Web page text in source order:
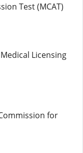
Test (MCAT)
Licensing
for